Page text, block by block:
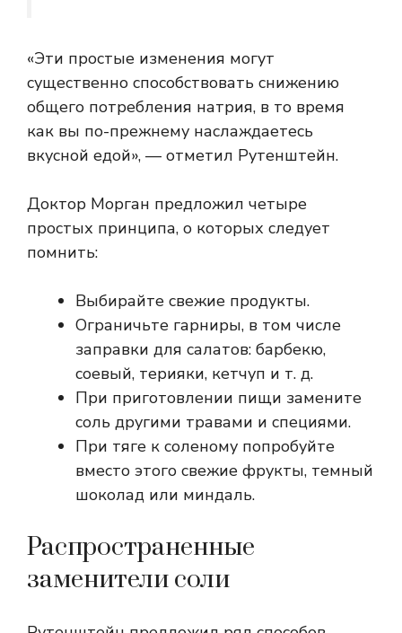
«Эти простые изменения могут
существенно способствовать снижению
общего потребления натрия, в то время
как вы по-прежнему наслаждаетесь
вкусной едой», — отметил Рутенштейн.
Доктор Морган предложил четыре
простых принципа, о которых следует
помнить:
Выбирайте свежие продукты.
Ограничьте гарниры, в том числе
заправки для салатов: барбекю,
соевый, терияки, кетчуп и т. д.
При приготовлении пищи замените
соль другими травами и специями.
При тяге к соленому попробуйте
вместо этого свежие фрукты, темный
шоколад или миндаль.
Распространенные
заменители соли